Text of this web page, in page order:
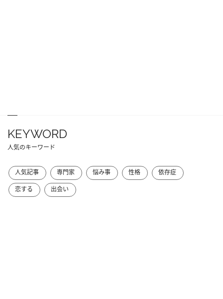
KEYWORD
人気のキーワード
人気記事 専門家 悩み事 性格
依存症
恋する
出会い